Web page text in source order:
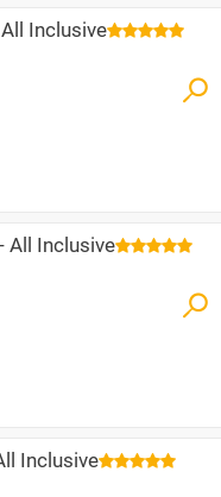
Inclusive
All Inclusive
Inclusive